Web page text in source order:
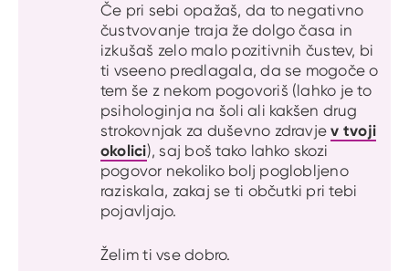
Če pri sebi opažaš, da to negativno
čustvovanje traja že dolgo časa in
izkušaš zelo malo pozitivnih čustev, bi
ti vseeno predlagala, da se mogoče o
tem še z nekom pogovoriš (lahko je to
psihologinja na šoli ali kakšen drug
strokovnjak za duševno zdravjev tvoji
okolici), saj boš tako lahko skozi
pogovor nekoliko bolj poglobljeno
raziskala, zakaj se ti občutki pri tebi
pojavljajo.
Želim ti vse dobro.